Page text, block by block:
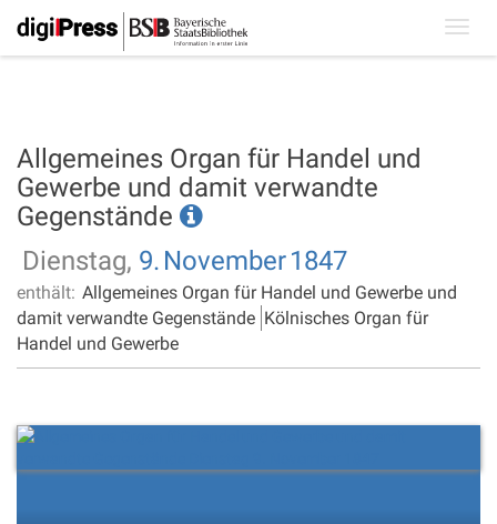
Allgemeines Organ für Handel und
Gewerbe und damit verwandte
Gegenstände
Dienstag, 9. November1847
enthält: Allgemeines Organ für Handel und Gewerbe und
damit verwandte Gegenstände Kölnisches Organ für
Handel und Gewerbe